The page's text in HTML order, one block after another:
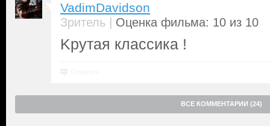
VadimDavidson
Зритель | Оценка фильма: 10 из 10
Kрутая классика !
ВСЕ КОММЕНТАРИИ (24)